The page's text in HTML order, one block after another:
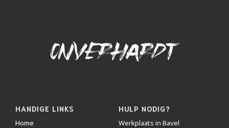
HANDIGE LINKS
Home
HULP NODIG?
Werkplaats in Bavel